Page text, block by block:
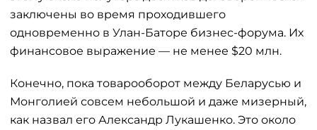
заключены во время проходившего
одновременно в Улан-Баторе бизнес-форума. Их
финансовое выражение — не менее $20 млн.
Конечно, пока товарооборот между Беларусью и
Монголией совсем небольшой и даже мизерный,
как назвал его Александр Лукашенко. Это около